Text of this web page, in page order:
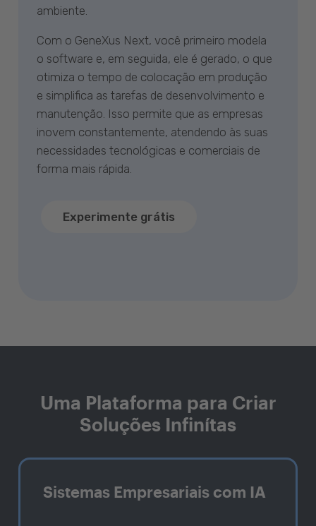
ambiente.
Com o GeneXus Next, você primeiro modela
o software e, em seguida, ele é gerado, o que
otimiza o tempo de colocação em produção
e simplifica as tarefas de desenvolvimento e
manutenção. Isso permite que as empresas
inovem constantemente, atendendo às suas
necessidades tecnológicas e comerciais de
forma mais rápida.
Experimente grátis
Uma Plataforma para Criar
Soluções Infinítas
Sistemas Empresariais com IA